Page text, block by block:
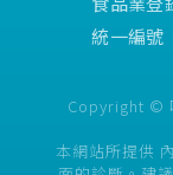
統一編
Copyright ©
本網站所提供